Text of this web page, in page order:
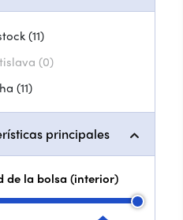
(11)
(0)
(11)
principales
de la bolsa (interior)